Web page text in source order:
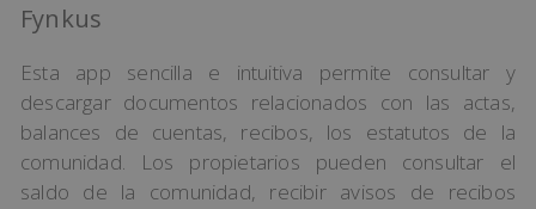
Fynkus
Esta app sencilla e intuitiva permite consultar y
descargar documentos relacionados con las actas,
balances de cuentas, recibos, los estatutos de la
comunidad. Los propietarios pueden consultar el
saldo de la comunidad, recibir avisos de recibos